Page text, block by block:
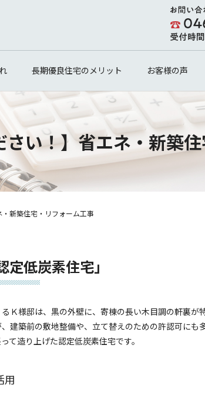
長期優良住宅のメリット お客様の声
さい！】省エネ・新築
・新築住宅・リフォーム工事
低炭素住宅」
Ｋ様邸は、黒の外壁に、寄棟の長い木目調の軒裏が
建築前の敷地整備や、立て替えのための許認可にも
て造り上げた認定低炭素住宅です。
用